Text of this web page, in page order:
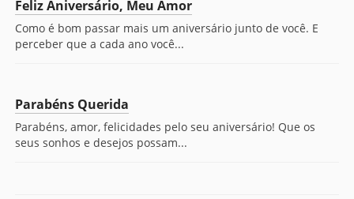
Feliz Aniversário, Meu Amor
Como é bom passar mais um aniversário junto de você. E
perceber que a cada ano você...
Parabéns Querida
Parabéns, amor, felicidades pelo seu aniversário! Que os
seus sonhos e desejos possam...